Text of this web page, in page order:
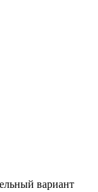
вариант